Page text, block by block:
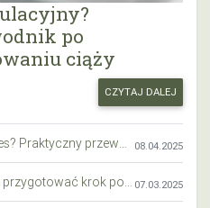
po
ciąży
CZYTAJ DALEJ
08.04.2025
07.03.2025